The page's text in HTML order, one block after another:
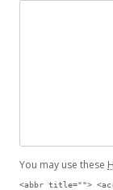
You may use these
<abbr title="">